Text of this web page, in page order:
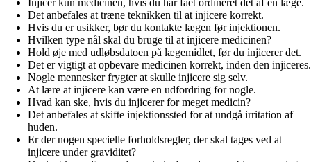
Det anbefales at træne teknikken til at injicere korrekt.
Hvis du er usikker, bør du kontakte lægen før injektionen.
Hvilken type nål skal du bruge til at injicere medicinen?
Hold øje med udløbsdatoen på lægemidlet, før du injicerer det.
Det er vigtigt at opbevare medicinen korrekt, inden den injiceres.
Nogle mennesker frygter at skulle injicere sig selv.
At lære at injicere kan være en udfordring for nogle.
Hvad kan ske, hvis du injicerer for meget medicin?
Det anbefales at skifte injektionssted for at undgå irritation af
huden.
Er der nogen specielle forholdsregler, der skal tages ved at
injicere under graviditet?